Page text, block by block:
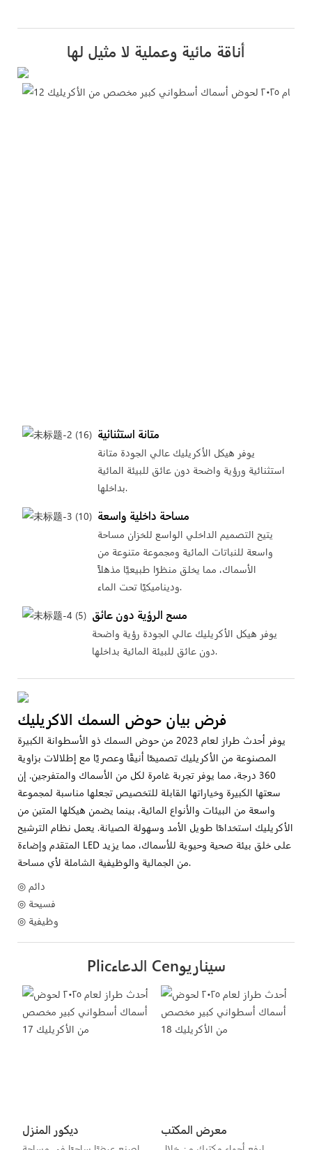
أناقة مائية وعملية لا مثيل لها
متانة استثنائية
يوفر هيكل الأكريليك عالي الجودة متانة
استثنائية ورؤية واضحة دون عائق للبيئة المائية
بداخلها.
مساحة داخلية واسعة
يتيح التصميم الداخلي الواسع للخزان مساحة
واسعة للنباتات المائية ومجموعة متنوعة من
الأسماك، مما يخلق منظرًا طبيعيًا مذهلاً
وديناميكيًا تحت الماء.
مسح الرؤية دون عائق
يوفر هيكل الأكريليك عالي الجودة رؤية واضحة
دون عائق للبيئة المائية بداخلها.
فرض بيان حوض السمك الاكريليك
يوفر أحدث طراز لعام 2023 من حوض السمك ذو الأسطوانة الكبيرة
المصنوعة من الأكريليك تصميمًا أنيقًا وعصريًا مع إطلالات بزاوية
360 درجة، مما يوفر تجربة غامرة لكل من الأسماك والمتفرجين. إن
سعتها الكبيرة وخياراتها القابلة للتخصيص تجعلها مناسبة لمجموعة
واسعة من البيئات والأنواع المائية، بينما يضمن هيكلها المتين من
الأكريليك استخدامًا طويل الأمد وسهولة الصيانة. يعمل نظام الترشيح
المتقدم وإضاءة LED على خلق بيئة صحية وحيوية للأسماك، مما يزيد
من الجمالية والوظيفية الشاملة لأي مساحة.
◎ دائم
◎ فسيحة
◎ وظيفية
Plicالدعاء Cenسيناريو
ديكور المنزل معرض المكتب